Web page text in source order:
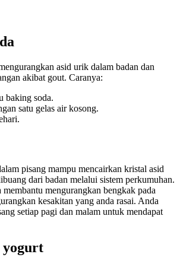
asid urik dalam badan dan
akibat gout. Caranya:
baking soda.
satu gelas air kosong.
pisang mampu mencairkan kristal asid
dari badan melalui sistem perkumuhan.
mengurangkan bengkak pada
kesakitan yang anda rasai. Anda
setiap pagi dan malam untuk mendapat
yogurt